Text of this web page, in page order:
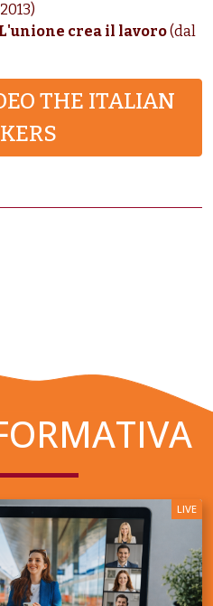
crea il lavoro(dal
THE ITALIAN
LIVE